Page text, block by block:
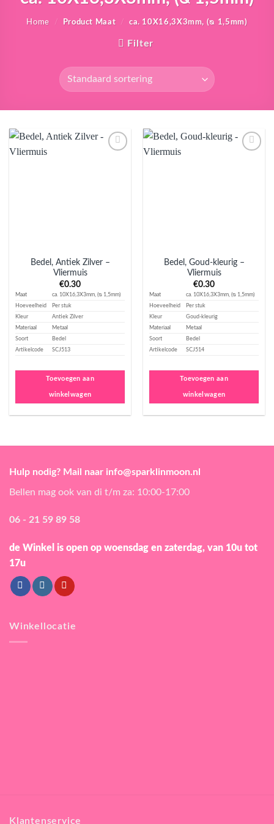
Home / Product Maat / ca. 10X16,3X3mm, (ᴓ 1,5mm)
Filter
Bedel, Antiek Zilver –
Vliermuis
€0.30
Maat
ca. 10X16,3X3mm, (ᴓ 1,5mm)
Hoeveelheid
Per stuk
Kleur
Antiek Zilver
Materiaal
Metaal
Soort
Bedel
Artikelcode
SCJ513
Toevoegen aan
winkelwagen
Bedel, Goud-kleurig –
Vliermuis
€0.30
Maat
ca. 10X16,3X3mm, (ᴓ 1,5mm)
Hoeveelheid
Per stuk
Kleur
Goud-kleurig
Materiaal
Metaal
Soort
Bedel
Artikelcode
SCJ514
Toevoegen aan
winkelwagen
Hulp nodig? Mail naar info@sparklinmoon.nl
Bellen mag ook van di t/m za: 10:00-17:00
06 - 21 59 89 58
de Winkel is open op woensdag en zaterdag, van 10u tot
17u
Winkellocatie
Klantenservice